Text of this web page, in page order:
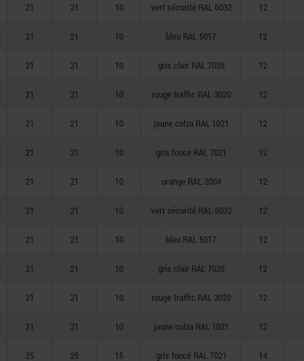
21 21 10 vert sécurité RAL 6032 12
21 21 10 bleu RAL 5017 12
21 21 10 gris clair RAL 7035 12
21 21 10 rouge traffic RAL 3020 12
21 21 10 jaune colza RAL 1021 12
21 21 10 gris foncé RAL 7021 12
21 21 10 orange RAL 2004 12
21 21 10 vert sécurité RAL 6032 12
21 21 10 bleu RAL 5017 12
21 21 10 gris clair RAL 7035 12
21 21 10 rouge traffic RAL 3020 12
21 21 10 jaune colza RAL 1021 12
25 25 15 gris foncé RAL 7021 14